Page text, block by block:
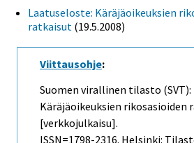
Laatuseloste: Käräjäoikeuksien
ratkaisut (19.5.2008)
Viittausohje:
Suomen virallinen tilasto (SVT):
Käräjäoikeuksien rikosasioiden
[verkkojulkaisu].
ISSN=1798-2316. Helsinki: